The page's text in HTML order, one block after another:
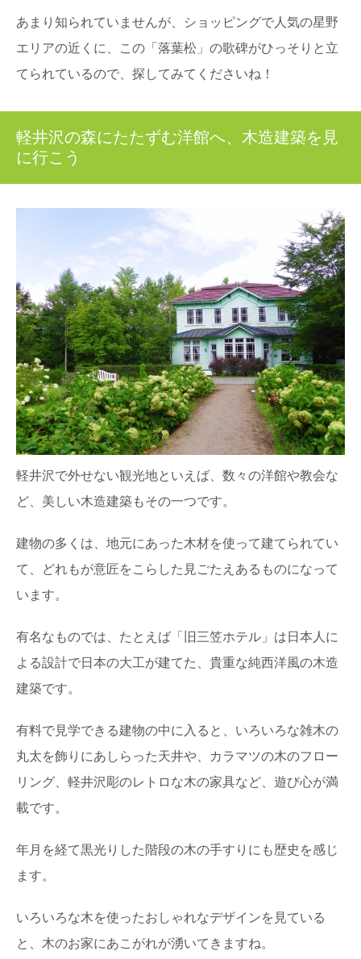
あまり知られていませんが、ショッピングで人気の星野
エリアの近くに、この「落葉松」の歌碑がひっそりと立
てられているので、探してみてくださいね！
軽井沢の森にたたずむ洋館へ、木造建築を見
に行こう
軽井沢で外せない観光地といえば、数々の洋館や教会な
ど、美しい木造建築もその一つです。
建物の多くは、地元にあった木材を使って建てられてい
て、どれもが意匠をこらした見ごたえあるものになって
います。
有名なものでは、たとえば「旧三笠ホテル」は日本人に
よる設計で日本の大工が建てた、貴重な純西洋風の木造
建築です。
有料で見学できる建物の中に入ると、いろいろな雑木の
丸太を飾りにあしらった天井や、カラマツの木のフロー
リング、軽井沢彫のレトロな木の家具など、遊び心が満
載です。
年月を経て黒光りした階段の木の手すりにも歴史を感じ
ます。
いろいろな木を使ったおしゃれなデザインを見ている
と、木のお家にあこがれが湧いてきますね。